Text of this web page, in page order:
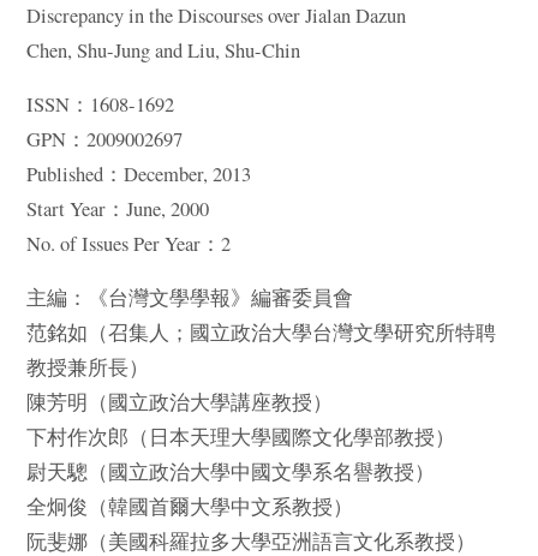
Discrepancy in the Discourses over Jialan Dazun
Chen, Shu-Jung and Liu, Shu-Chin
ISSN：1608-1692
GPN：2009002697
Published：December, 2013
Start Year：June, 2000
No. of Issues Per Year：2
主編：《台灣文學學報》編審委員會
范銘如（召集人；國立政治大學台灣文學研究所特聘
教授兼所長）
陳芳明（國立政治大學講座教授）
下村作次郎（日本天理大學國際文化學部教授）
尉天驄（國立政治大學中國文學系名譽教授）
全炯俊（韓國首爾大學中文系教授）
阮斐娜（美國科羅拉多大學亞洲語言文化系教授）